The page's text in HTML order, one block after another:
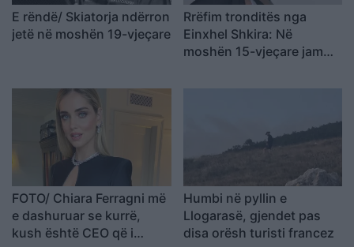
E rëndë/ Skiatorja ndërron
jetë në moshën 19-vjeçare
Rrëfim tronditës nga
Einxhel Shkira: Në
moshën 15-vjeçare jam…
FOTO/ Chiara Ferragni më
e dashuruar se kurrë,
kush është CEO që i
Humbi në pyllin e
Llogarasë, gjendet pas
disa orësh turisti francez